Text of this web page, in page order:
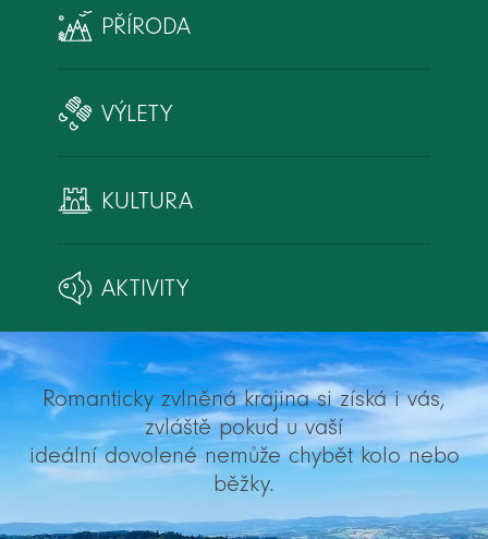
PŘÍRODA
VÝLETY
KULTURA
AKTIVITY
Romanticky zvlněná krajina si získá i vás,
zvláště pokud u vaší
ideální dovolené nemůže chybět kolo nebo
běžky.